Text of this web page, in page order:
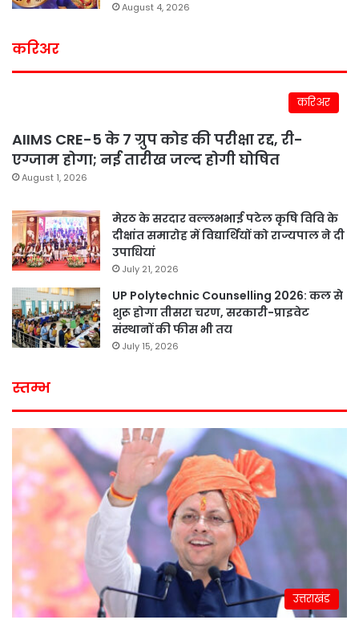
August 4, 2026
करिअर
करिअर
AIIMS CRE-5 के 7 ग्रुप कोड की परीक्षा रद्द, री-
एग्जाम होगा; नई तारीख जल्द होगी घोषित
August 1, 2026
मेरठ के सरदार वल्लभभाई पटेल कृषि विवि के
दीक्षांत समारोह में विद्यार्थियों को राज्यपाल ने दी
उपाधियां
July 21, 2026
UP Polytechnic Counselling 2026: कल से
शुरू होगा तीसरा चरण, सरकारी-प्राइवेट
संस्थानों की फीस भी तय
July 15, 2026
स्तम्भ
उत्तराखंड